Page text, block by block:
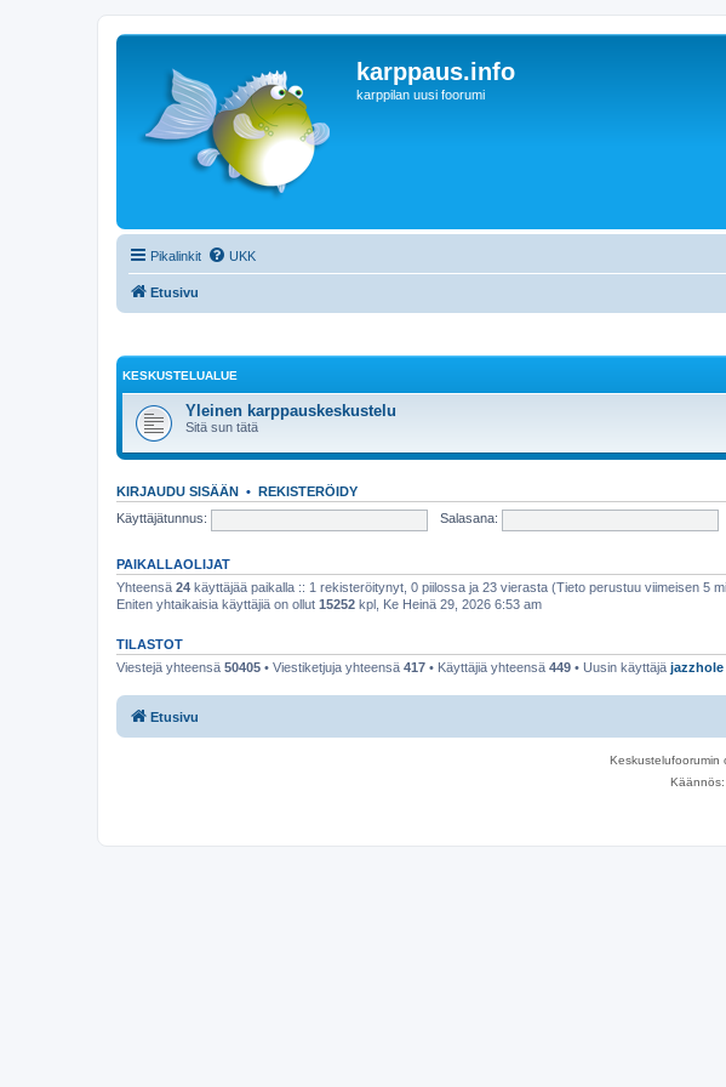
karppaus.info
karppilan uusi foorumi
Pikalinkit UKK
Etusivu
KESKUSTELUALUE
Yleinen karppauskeskustelu
Sitä sun tätä
KIRJAUDU SISÄÄN • REKISTERÖIDY
Käyttäjätunnus:
Salasana:
PAIKALLAOLIJAT
Yhteensä 24 käyttäjää paikalla :: 1 rekisteröitynyt, 0 piilossa ja 23 vierasta (Tieto perustuu viimeisen 5
Eniten yhtaikaisia käyttäjiä on ollut 15252 kpl, Ke Heinä 29, 2026 6:53 am
TILASTOT
Viestejä yhteensä 50405 • Viestiketjuja yhteensä 417 • Käyttäjiä yhteensä 449 • Uusin käyttäjä jazzhole
Etusivu
Keskustelufoorumin